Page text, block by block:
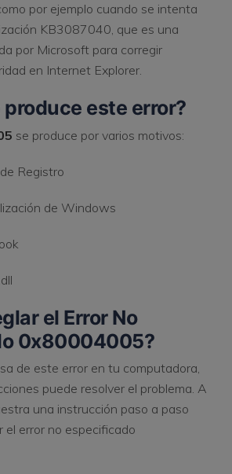
por ejemplo cuando se intenta
KB3087040, que es una
por Microsoft para corregir
en Internet Explorer.
produce este error?
se produce por varios motivos:
Registro
de Windows
el Error No
0x80004005?
de este error en tu computadora,
puede resolver el problema. A
una instrucción paso a paso
el error no especificado